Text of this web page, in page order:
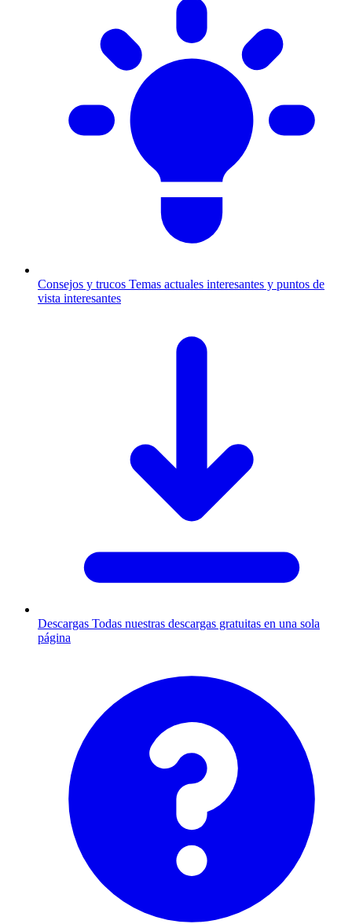
Consejos y trucos Temas actuales interesantes y puntos de
vista interesantes
Descargas Todas nuestras descargas gratuitas en una sola
página